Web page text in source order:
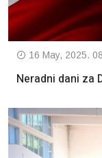
16 May, 2025.
Neradni dani za